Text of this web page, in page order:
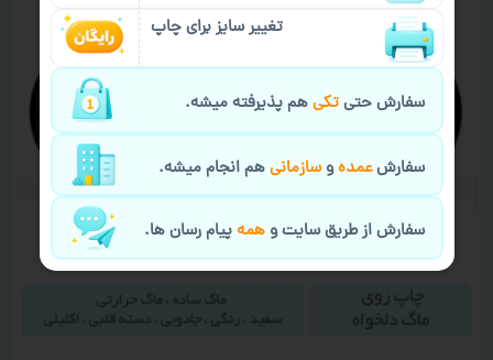
تغییر سایز برای چاپ
سفارش حتیتکیهم پذیرفته میشه.
سفارشعمدهوسازمانیهم انجام میشه.
سفارش از طریق سایت وهمهپیام رسان ها.